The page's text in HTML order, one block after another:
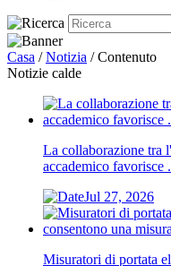
Casa /Notizia / Contenuto
Notizie calde
La collaborazione tra
accademico favorisce
Jul 27, 2026
Misuratori di portata